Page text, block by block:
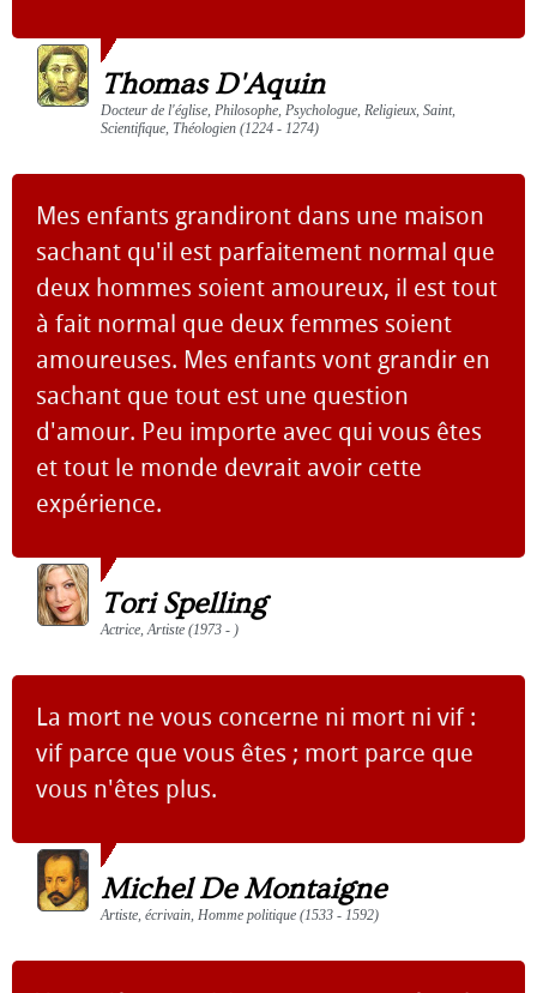
Thomas D'Aquin
Docteur de l'église, Philosophe, Psychologue, Religieux, Saint,
Scientifique, Théologien (1224 - 1274)
Mes enfants grandiront dans une maison
sachant qu'il est parfaitement normal que
deux hommes soient amoureux, il est tout
à fait normal que deux femmes soient
amoureuses. Mes enfants vont grandir en
sachant que tout est une question
d'amour. Peu importe avec qui vous êtes
et tout le monde devrait avoir cette
expérience.
Tori Spelling
Actrice, Artiste (1973 - )
La mort ne vous concerne ni mort ni vif :
vif parce que vous êtes ; mort parce que
vous n'êtes plus.
Michel De Montaigne
Artiste, écrivain, Homme politique (1533 - 1592)